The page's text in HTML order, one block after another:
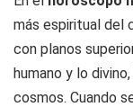
más espiritual del
con planos
humano y lo
cosmos. Cuando